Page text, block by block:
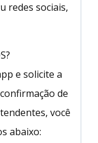
redes sociais,
e solicite a
de
você
abaixo: